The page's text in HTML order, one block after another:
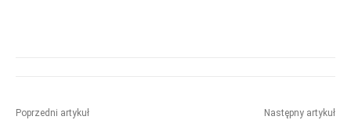
Poprzedni artykuł Następny artykuł